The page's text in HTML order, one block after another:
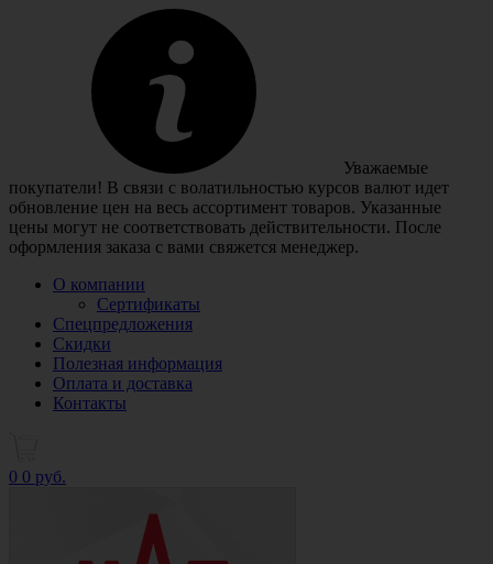
Уважаемые
покупатели! В связи с волатильностью курсов валют идет
обновление цен на весь ассортимент товаров. Указанные
цены могут не соответствовать действительности. После
оформления заказа с вами свяжется менеджер.
О компании
Сертификаты
Спецпредложения
Скидки
Полезная информация
Оплата и доставка
Контакты
0 0 руб.